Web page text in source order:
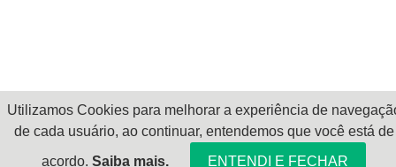
Utilizamos Cookies para melhorar a experiência de
de cada usuário, ao continuar, entendemos que você está de
acordo. Saiba mais. ENTENDI E FECHAR